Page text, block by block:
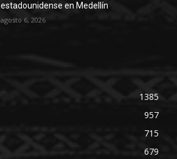
estadounidense en Medellín
agosto 6, 2026
1385
957
715
679